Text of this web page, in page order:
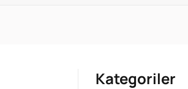
Kategoriler